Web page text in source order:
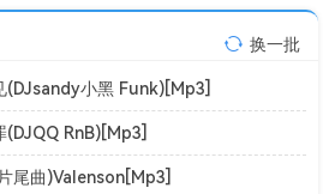
换一批
小黑 Funk)[Mp3]
RnB)[Mp3]
尾曲)Valenson[Mp3]